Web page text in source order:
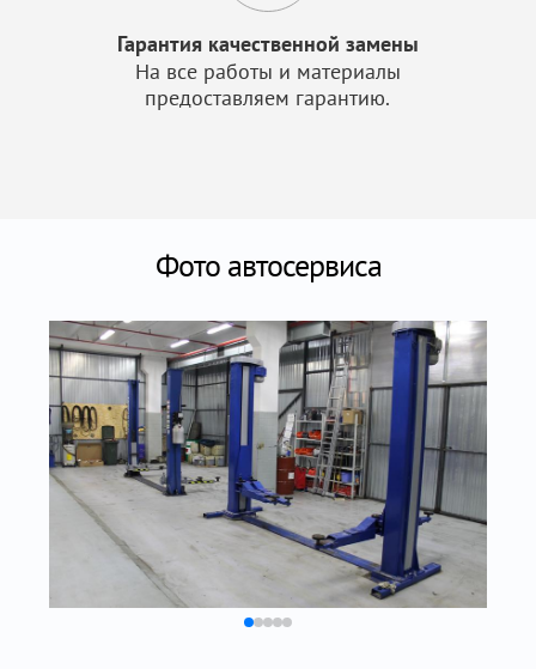
Гарантия качественной замены
На все работы и материалы
предоставляем гарантию.
Фото автосервиса